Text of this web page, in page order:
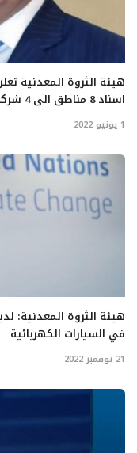
هيئة الثروة المعدنية
اسناد 8 مناطق الى 4 شركات انجليزية ...
1 يونيو 2022
هيئة الثروة المعدنية:
في السيارات الكهربائية
21 نوفمبر 2022